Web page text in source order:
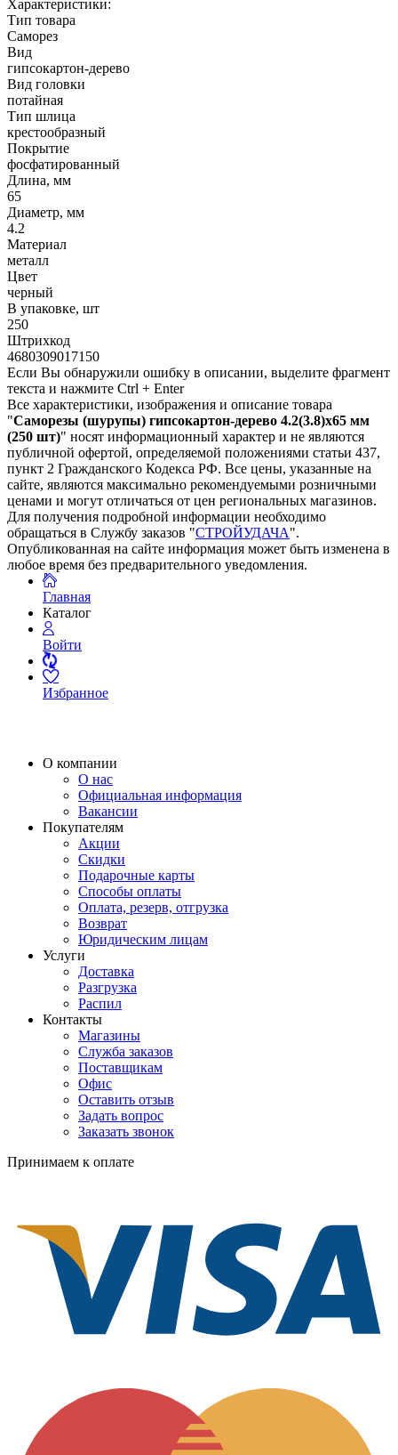
Характеристики:
Тип товара
Саморез
Вид
гипсокартон-дерево
Вид головки
потайная
Тип шлица
крестообразный
Покрытие
фосфатированный
Длина, мм
65
Диаметр, мм
4.2
Материал
металл
Цвет
черный
В упаковке, шт
250
Штрихкод
4680309017150
Если Вы обнаружили ошибку в описании, выделите фрагмент
текста и нажмите Ctrl + Enter
Все характеристики, изображения и описание товара
"Саморезы (шурупы) гипсокартон-дерево 4.2(3.8)х65 мм
(250 шт)" носят информационный характер и не являются
публичной офертой, определяемой положениями статьи 437,
пункт 2 Гражданского Кодекса РФ. Все цены, указанные на
сайте, являются максимально рекомендуемыми розничными
ценами и могут отличаться от цен региональных магазинов.
Для получения подробной информации необходимо
обращаться в Службу заказов "СТРОЙУДАЧА".
Опубликованная на сайте информация может быть изменена в
любое время без предварительного уведомления.
Главная
Каталог
Войти
Избранное
О компании
О нас
Официальная информация
Вакансии
Покупателям
Акции
Скидки
Подарочные карты
Способы оплаты
Оплата, резерв, отгрузка
Возврат
Юридическим лицам
Услуги
Доставка
Разгрузка
Распил
Контакты
Магазины
Служба заказов
Поставщикам
Офис
Оставить отзыв
Задать вопрос
Заказать звонок
Принимаем к оплате